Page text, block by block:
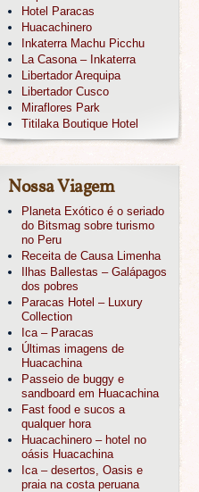
Hotel Paracas
Huacachinero
Inkaterra Machu Picchu
La Casona – Inkaterra
Libertador Arequipa
Libertador Cusco
Miraflores Park
Titilaka Boutique Hotel
Nossa Viagem
Planeta Exótico é o seriado
do Bitsmag sobre turismo
no Peru
Receita de Causa Limenha
Ilhas Ballestas – Galápagos
dos pobres
Paracas Hotel – Luxury
Collection
Ica – Paracas
Últimas imagens de
Huacachina
Passeio de buggy e
sandboard em Huacachina
Fast food e sucos a
qualquer hora
Huacachinero – hotel no
oásis Huacachina
Ica – desertos, Oasis e
praia na costa peruana